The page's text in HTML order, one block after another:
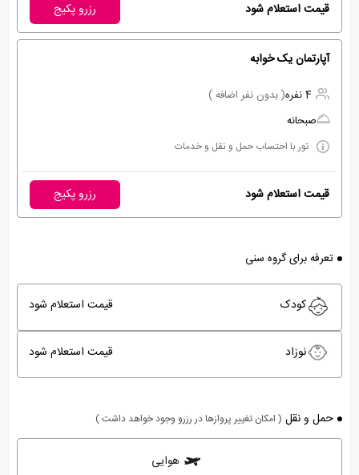
قیمت استعلام شود رزرو پکیج
آپارتمان یک خوابه
4 نفره
( بدون نفر اضافه )
صبحانه
تور با احتساب حمل و نقل و خدمات
قیمت استعلام شود رزرو پکیج
تعرفه برای گروه سنی
کودک قیمت استعلام شود
نوزاد قیمت استعلام شود
حمل و نقل ( امکان تغییر پروازها در رزرو وجود خواهد داشت )
هوایی